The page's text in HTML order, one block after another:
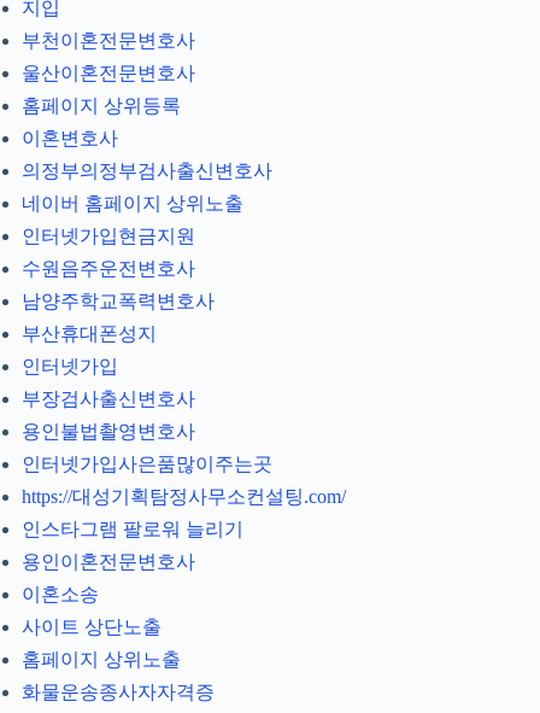
지입
부천이혼전문변호사
울산이혼전문변호사
홈페이지 상위등록
이혼변호사
의정부의정부검사출신변호사
네이버 홈페이지 상위노출
인터넷가입현금지원
수원음주운전변호사
남양주학교폭력변호사
부산휴대폰성지
인터넷가입
부장검사출신변호사
용인불법촬영변호사
인터넷가입사은품많이주는곳
https://대성기획탐정사무소컨설팅.com/
인스타그램 팔로워 늘리기
용인이혼전문변호사
이혼소송
사이트 상단노출
홈페이지 상위노출
화물운송종사자자격증